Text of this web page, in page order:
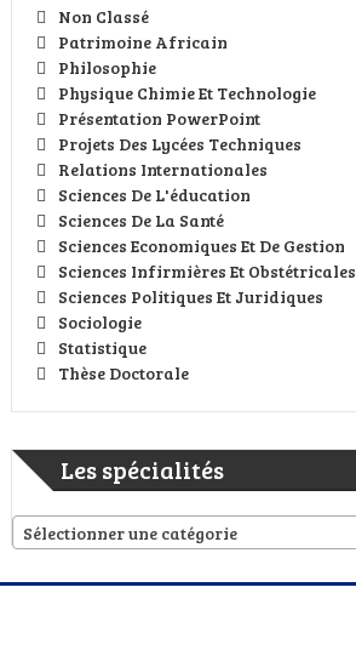
Non Classé
Patrimoine Africain
Philosophie
Physique Chimie Et Technologie
Présentation PowerPoint
Projets Des Lycées Techniques
Relations Internationales
Sciences De L'éducation
Sciences De La Santé
Sciences Economiques Et De Gestion
Sciences Infirmières Et Obstétricales
Sciences Politiques Et Juridiques
Sociologie
Statistique
Thèse Doctorale
Les spécialités
Sélectionner une catégorie